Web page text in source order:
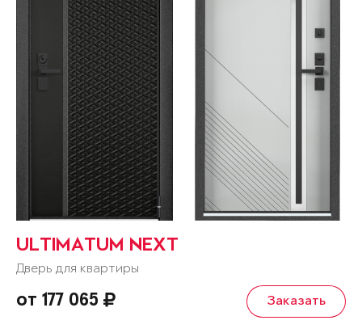
ULTIMATUM NEXT
Дверь для квартиры
от 177 065 Заказать